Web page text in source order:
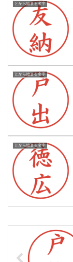
とから始まる名字
とから始まる名字
とから始まる名字